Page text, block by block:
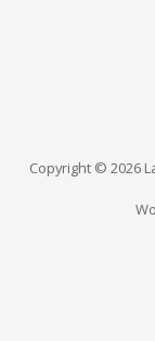
Copyright © 2026